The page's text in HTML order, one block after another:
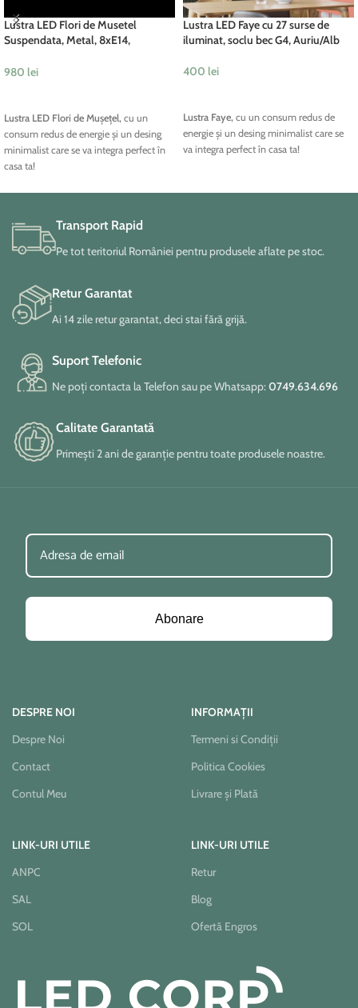
Lustra LED Flori de Musetel
Suspendata, Metal, 8xE14,
980 lei
Lustra LED Flori de Mușețel, cu un
consum redus de energie și un desing
minimalist care se va integra perfect în
casa ta!
Lustra LED Faye cu 27 surse de
iluminat, soclu bec G4, Auriu/Alb
400 lei
Lustra Faye, cu un consum redus de
energie și un desing minimalist care se
va integra perfect în casa ta!
Transport Rapid
Pe tot teritoriul României pentru produsele aflate pe stoc.
Retur Garantat
Ai 14 zile retur garantat, deci stai fără grijă.
Suport Telefonic
Ne poți contacta la Telefon sau pe Whatsapp:0749.634.696
Calitate Garantată
Primești 2 ani de garanție pentru toate produsele noastre.
Abonare
DESPRE NOI
Despre Noi
Contact
Contul Meu
INFORMAȚII
Termeni si Condiții
Politica Cookies
Livrare și Plată
LINK-URI UTILE
ANPC
SAL
SOL
LINK-URI UTILE
Retur
Blog
Ofertă Engros